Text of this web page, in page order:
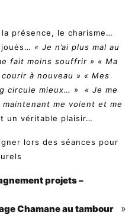
présence, le charisme…
« Je n’ai plus mal au
fait moins souffrir » « Ma
à nouveau » « Mes
circule mieux… » « Je me
me voient et me
un véritable plaisir…
lors des séances pour
projets –
Chamane au tambour
»